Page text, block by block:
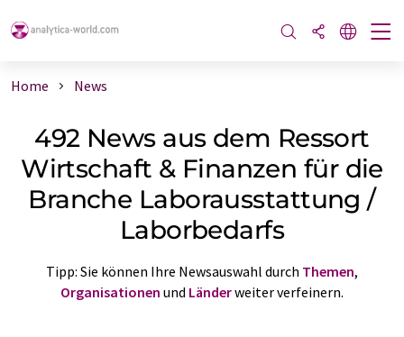
Home News
492 News aus dem Ressort
Wirtschaft & Finanzen für die
Branche Laborausstattung /
Laborbedarfs
Tipp: Sie können Ihre Newsauswahl durch Themen,
Organisationen und Länderweiter verfeinern.